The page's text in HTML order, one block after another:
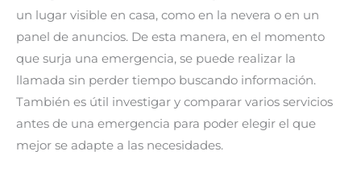
un lugar visible en casa, como en la nevera o en un
panel de anuncios. De esta manera, en el momento
que surja una emergencia, se puede realizar la
llamada sin perder tiempo buscando información.
También es útil investigar y comparar varios servicios
antes de una emergencia para poder elegir el que
mejor se adapte a las necesidades.